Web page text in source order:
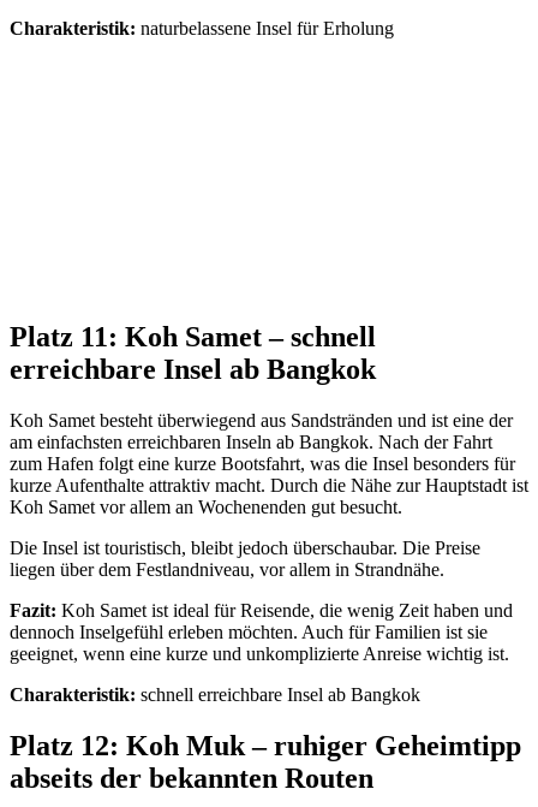
Charakteristik: naturbelassene Insel für Erholung
Platz 11: Koh Samet – schnell
erreichbare Insel ab Bangkok
Koh Samet besteht überwiegend aus Sandstränden und ist eine der
am einfachsten erreichbaren Inseln ab Bangkok. Nach der Fahrt
zum Hafen folgt eine kurze Bootsfahrt, was die Insel besonders für
kurze Aufenthalte attraktiv macht. Durch die Nähe zur Hauptstadt ist
Koh Samet vor allem an Wochenenden gut besucht.
Die Insel ist touristisch, bleibt jedoch überschaubar. Die Preise
liegen über dem Festlandniveau, vor allem in Strandnähe.
Fazit: Koh Samet ist ideal für Reisende, die wenig Zeit haben und
dennoch Inselgefühl erleben möchten. Auch für Familien ist sie
geeignet, wenn eine kurze und unkomplizierte Anreise wichtig ist.
Charakteristik: schnell erreichbare Insel ab Bangkok
Platz 12: Koh Muk – ruhiger Geheimtipp
abseits der bekannten Routen